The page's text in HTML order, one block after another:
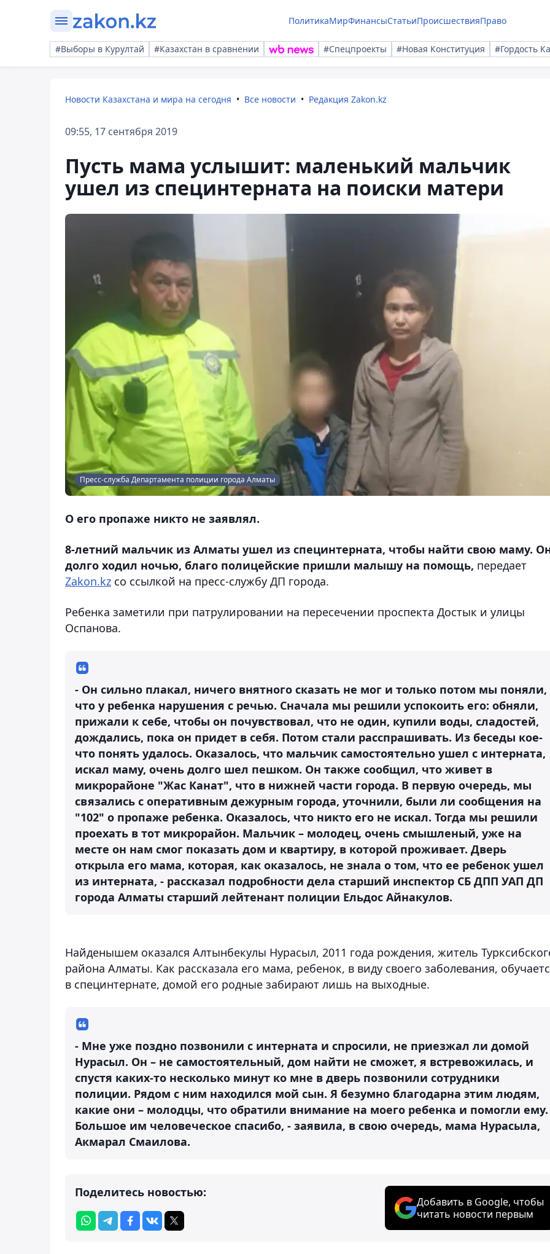
ПолитикаМирФинансыСтатьиПроисшествияПраво
#Выборы в Курултай #Казахстан в сравнении #Спецпроекты #Новая Конституция #Гордость
Новости Казахстана и мира на сегодня Все новости Редакция Zakon.kz
09:55, 17 сентября 2019
Пусть мама услышит: маленький мальчик
ушел из специнтерната на поиски матери
Пресс-служба Департамента полиции города Алматы
О его пропаже никто не заявлял.
8-летний мальчик из Алматы ушел из специнтерната, чтобы найти свою маму.
долго ходил ночью, благо полицейские пришли малышу на помощь, передает
Zakon.kz со ссылкой на пресс-службу ДП города.
Ребенка заметили при патрулировании на пересечении проспекта Достык и улицы
Оспанова.
- Он сильно плакал, ничего внятного сказать не мог и только потом мы поняли,
что у ребенка нарушения с речью. Сначала мы решили успокоить его: обняли,
прижали к себе, чтобы он почувствовал, что не один, купили воды, сладостей,
дождались, пока он придет в себя. Потом стали расспрашивать. Из беседы кое-
что понять удалось. Оказалось, что мальчик самостоятельно ушел с интерната,
искал маму, очень долго шел пешком. Он также сообщил, что живет в
микрорайоне "Жас Канат", что в нижней части города. В первую очередь, мы
связались с оперативным дежурным города, уточнили, были ли сообщения на
"102" о пропаже ребенка. Оказалось, что никто его не искал. Тогда мы решили
проехать в тот микрорайон. Мальчик – молодец, очень смышленый, уже на
месте он нам смог показать дом и квартиру, в которой проживает. Дверь
открыла его мама, которая, как оказалось, не знала о том, что ее ребенок ушел
из интерната, - рассказал подробности дела старший инспектор СБ ДПП УАП ДП
города Алматы старший лейтенант полиции Ельдос Айнакулов.
Найденышем оказался Алтынбекулы Нурасыл, 2011 года рождения, житель
района Алматы. Как рассказала его мама, ребенок, в виду своего заболевания,
в специнтернате, домой его родные забирают лишь на выходные.
- Мне уже поздно позвонили с интерната и спросили, не приезжал ли домой
Нурасыл. Он – не самостоятельный, дом найти не сможет, я встревожилась, и
спустя каких-то несколько минут ко мне в дверь позвонили сотрудники
полиции. Рядом с ним находился мой сын. Я безумно благодарна этим людям,
какие они – молодцы, что обратили внимание на моего ребенка и помогли ему.
Большое им человеческое спасибо, - заявила, в свою очередь, мама Нурасыла,
Акмарал Смаилова.
Поделитесь новостью:
Добавить в Google, чтобы
читать новости первым